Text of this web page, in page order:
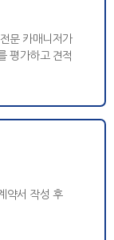
문 카매니저가
평가하고 견적
약서 작성 후